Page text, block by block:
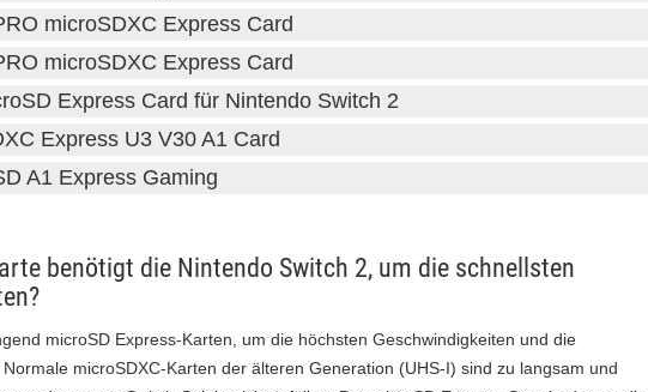
microSDXC Express Card
microSDXC Express Card
Express Card für Nintendo Switch 2
Express U3 V30 A1 Card
A1 Express Gaming
benötigt die Nintendo Switch 2, um die schnellsten
microSD Express-Karten, um die höchsten Geschwindigkeiten und die
microSDXC-Karten der älteren Generation (UHS-I) sind zu langsam und